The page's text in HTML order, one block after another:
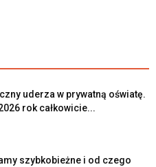
uderza w prywatną oświatę.
rok całkowicie...
szybkobieżne i od czego